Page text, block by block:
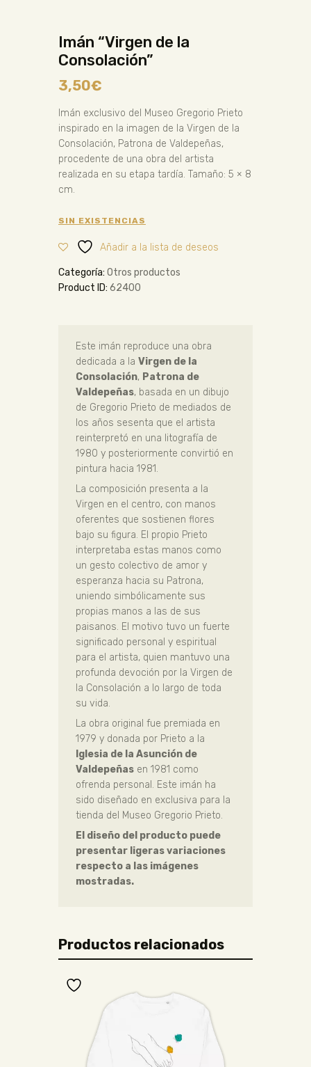
Imán “Virgen de la
Consolación”
3,50€
Imán exclusivo del Museo Gregorio Prieto
inspirado en la imagen de la Virgen de la
Consolación, Patrona de Valdepeñas,
procedente de una obra del artista
realizada en su etapa tardía. Tamaño: 5 × 8
cm.
SIN EXISTENCIAS
Añadir a la lista de deseos
Categoría: Otros productos
Product ID: 62400
Este imán reproduce una obra
dedicada a laVirgen de la
Consolación, Patrona de
Valdepeñas, basada en un dibujo
de Gregorio Prieto de mediados de
los años sesenta que el artista
reinterpretó en una litografía de
1980 y posteriormente convirtió en
pintura hacia 1981.
La composición presenta a la
Virgen en el centro, con manos
oferentes que sostienen flores
bajo su figura. El propio Prieto
interpretaba estas manos como
un gesto colectivo de amor y
esperanza hacia su Patrona,
uniendo simbólicamente sus
propias manos a las de sus
paisanos. El motivo tuvo un fuerte
significado personal y espiritual
para el artista, quien mantuvo una
profunda devoción por la Virgen de
la Consolación a lo largo de toda
su vida.
La obra original fue premiada en
1979 y donada por Prieto a la
Iglesia de la Asunción de
Valdepeñas en 1981 como
ofrenda personal. Este imán ha
sido diseñado en exclusiva para la
tienda del Museo Gregorio Prieto.
El diseño del producto puede
presentar ligeras variaciones
respecto a las imágenes
mostradas.
Productos relacionados